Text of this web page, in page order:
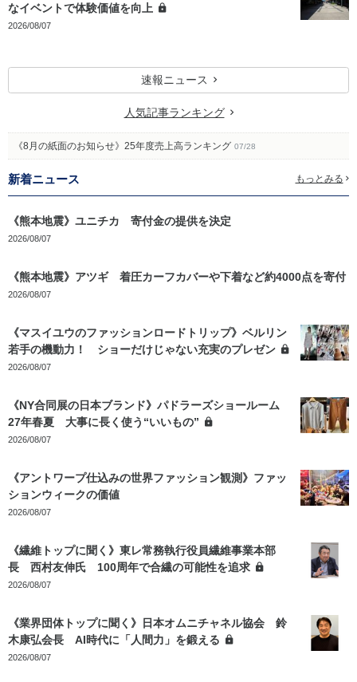
なイベントで体験価値を向上
2026/08/07
速報ニュース
人気記事ランキング
《8月の紙面のお知らせ》25年度売上高ランキング 07/28
新着ニュース もっとみる
《熊本地震》ユニチカ 寄付金の提供を決定
2026/08/07
《熊本地震》アツギ 着圧カーフカバーや下着など約4000点を寄付
2026/08/07
《マスイユウのファッションロードトリップ》ベルリン
若手の機動力！ ショーだけじゃない充実のプレゼン
2026/08/07
《NY合同展の日本ブランド》パドラーズショールーム
27年春夏 大事に長く使う“いいもの”
2026/08/07
《アントワープ仕込みの世界ファッション観測》ファッ
ションウィークの価値
2026/08/07
《繊維トップに聞く》東レ常務執行役員繊維事業本部
長 西村友伸氏 100周年で合繊の可能性を追求
2026/08/07
《業界団体トップに聞く》日本オムニチャネル協会 鈴
木康弘会長 AI時代に「人間力」を鍛える
2026/08/07